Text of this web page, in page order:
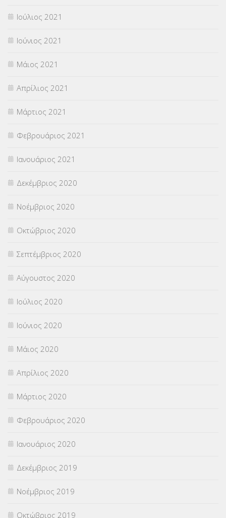
Ιούλιος 2021
Ιούνιος 2021
Μάιος 2021
Απρίλιος 2021
Μάρτιος 2021
Φεβρουάριος 2021
Ιανουάριος 2021
Δεκέμβριος 2020
Νοέμβριος 2020
Οκτώβριος 2020
Σεπτέμβριος 2020
Αύγουστος 2020
Ιούλιος 2020
Ιούνιος 2020
Μάιος 2020
Απρίλιος 2020
Μάρτιος 2020
Φεβρουάριος 2020
Ιανουάριος 2020
Δεκέμβριος 2019
Νοέμβριος 2019
Οκτώβριος 2019